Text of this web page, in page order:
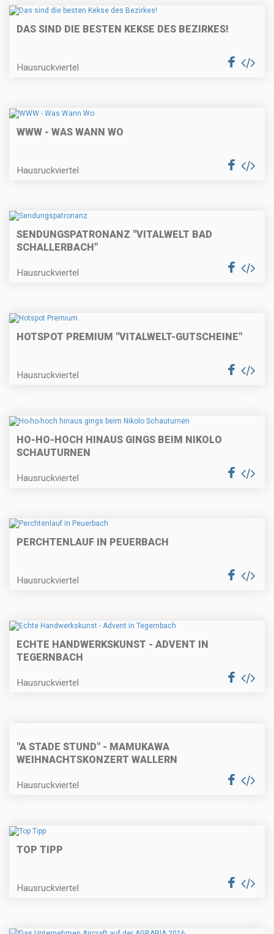
DAS SIND DIE BESTEN KEKSE DES BEZIRKES!
Hausruckviertel
WWW - WAS WANN WO
Hausruckviertel
SENDUNGSPATRONANZ "VITALWELT BAD
SCHALLERBACH"
Hausruckviertel
HOTSPOT PREMIUM "VITALWELT-GUTSCHEINE"
Hausruckviertel
HO-HO-HOCH HINAUS GINGS BEIM NIKOLO
SCHAUTURNEN
Hausruckviertel
PERCHTENLAUF IN PEUERBACH
Hausruckviertel
ECHTE HANDWERKSKUNST - ADVENT IN
TEGERNBACH
Hausruckviertel
"A STADE STUND" - MAMUKAWA
WEIHNACHTSKONZERT WALLERN
Hausruckviertel
TOP TIPP
Hausruckviertel